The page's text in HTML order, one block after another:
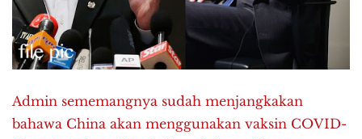
Admin sememangnya sudah menjangkakan
bahawa China akan menggunakan vaksin COVID-